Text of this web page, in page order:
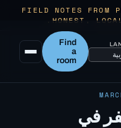
✶ FIELD NOTES FROM
HONEST,
Find
a
room
في